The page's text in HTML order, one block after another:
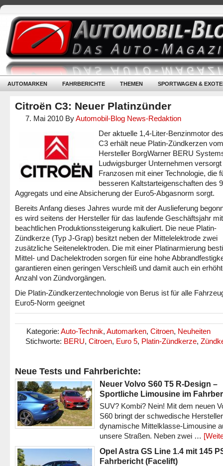
AUTOMARKEN FAHRBERICHTE THEMEN SPORTWAGEN &
Citroën C3: Neuer Platinzünder
7. Mai 2010 ByAutomobil-Blog News-Redaktion
Der aktuelle 1,4-Liter-Benzinmotor
C3 erhält neue Platin-Zündkerzen vom
Hersteller BorgWarner BERU
Ludwigsburger Unternehmen versorgt
Franzosen mit einer Technologie, die
besseren Kaltstarteigenschaften des
Aggregats und eine Absicherung der Euro5-Abgasnorm sorgt.
Bereits Anfang dieses Jahres wurde mit der Auslieferung
es wird seitens der Hersteller für das laufende Geschäftsjahr
beachtlichen Produktionssteigerung kalkuliert. Die neue Platin-
Zündkerze (Typ J-Grap) besitzt neben der Mittelelektrode zwei
zusätzliche Seitenelektroden. Die mit einer Platinarmierung
Mittel- und Dachelektroden sorgen für eine hohe
garantieren einen geringen Verschleiß und damit auch ein
Anzahl von Zündvorgängen.
Die Platin-Zündkerzentechnologie von Berus ist für alle
Euro5-Norm geeignet
Kategorie: Auto-Technik, Automarken, Citroen, Neuheiten
Stichworte: BERU, Citroen, Euro 5, Platin-Zündkerze,
Neue Tests und Fahrberichte:
Neuer Volvo S60 T5 R-Design –
Sportliche Limousine im
SUV? Kombi? Nein! Mit dem neuen
S60 bringt der schwedische
dynamische Mittelklasse-Limousine
unsere Straßen. Neben zwei …
Opel Astra GS Line 1.4 mit 145
Fahrbericht (Facelift)